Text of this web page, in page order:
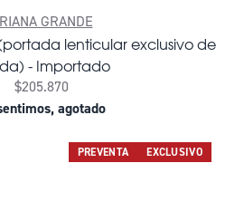
GRANDE
lenticular exclusivo de
- Importado
$205.870
agotado
PREVENTA EXCLUSIVO